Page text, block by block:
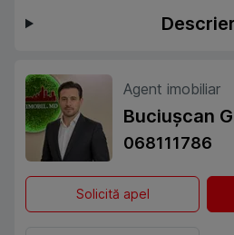
Agent imobiliar
Buciușcan
068111786
Solicită apel